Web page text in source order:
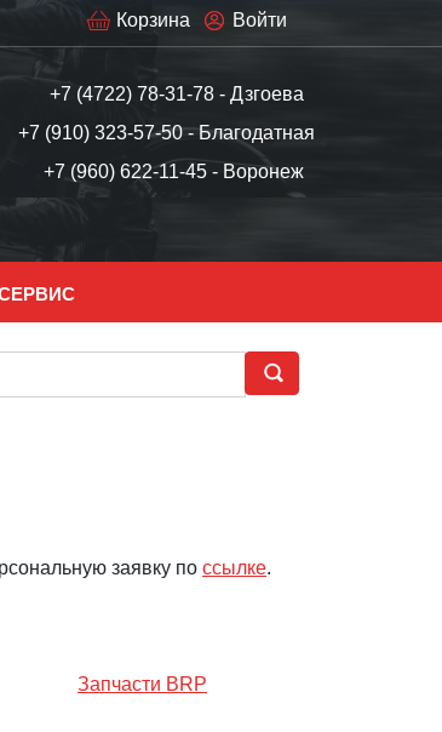
Войти
Корзина
+7 (4722) 78-31-78 - Дзгоева
+7 (910) 323-57-50 - Благодатная
+7 (960) 622-11-45 - Воронеж
заявку по ссылке.
Запчасти BRP